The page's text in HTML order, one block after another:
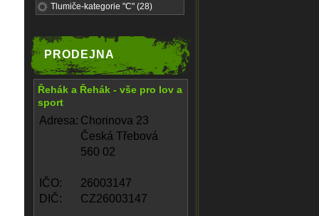
Tlumiče-kategorie "C" (28)
PRODEJNA
Řehák a Řehák - vše pro lov a
sport
Adresa: Chorinova 23
Česká Třebová
560 02
IČO:
26003147
DIČ:
CZ26003147